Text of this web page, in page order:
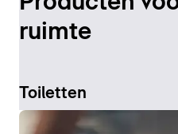
ruimte
Toiletten